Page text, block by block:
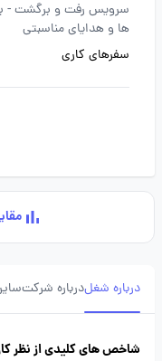
سرویس رفت و برگشت -
ها و هدایای مناسبتی
سفرهای کاری
درباره شغلدرباره شرکت
شاخص های کلیدی از نظر